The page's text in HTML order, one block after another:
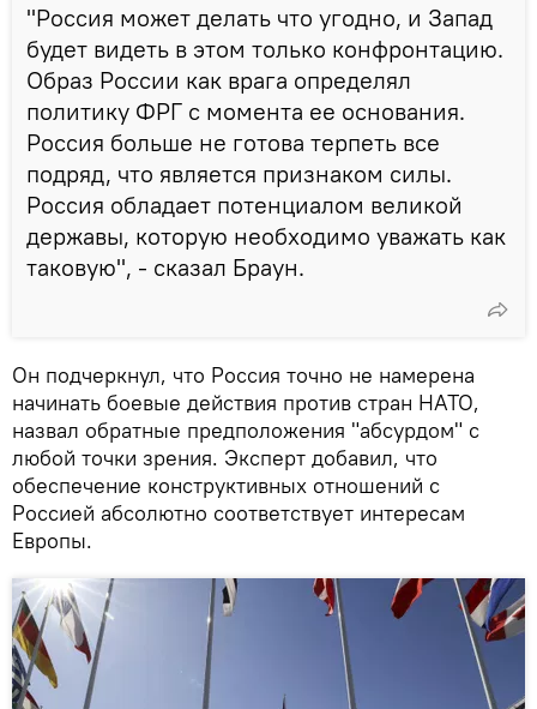
"Россия может делать что угодно, и Запад
будет видеть в этом только конфронтацию.
Образ России как врага определял
политику ФРГ с момента ее основания.
Россия больше не готова терпеть все
подряд, что является признаком силы.
Россия обладает потенциалом великой
державы, которую необходимо уважать как
таковую", - сказал Браун.
Он подчеркнул, что Россия точно не намерена
начинать боевые действия против стран НАТО,
назвал обратные предположения "абсурдом" с
любой точки зрения. Эксперт добавил, что
обеспечение конструктивных отношений с
Россией абсолютно соответствует интересам
Европы.